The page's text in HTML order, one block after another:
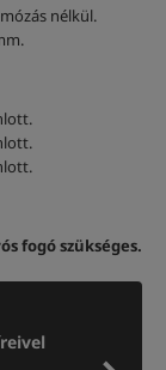
nélkül.
fogó szükséges.